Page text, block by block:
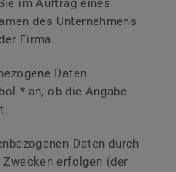
im Auftrag eines
des Unternehmens
Firma.
Daten
* an, ob die Angabe
Daten durch
erfolgen (der